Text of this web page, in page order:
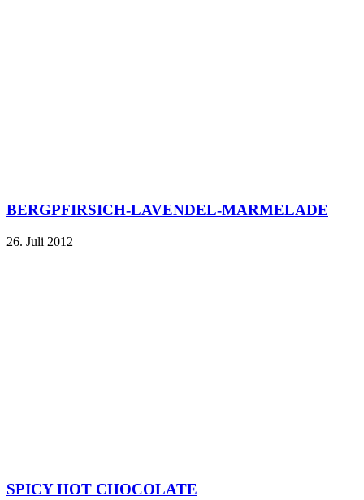
BERGPFIRSICH-LAVENDEL-MARMELADE
26. Juli 2012
SPICY HOT CHOCOLATE